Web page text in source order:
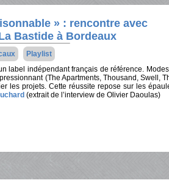
» : rencontre avec
Bastide à Bordeaux
Playlist
label indépendant français de référence.
(The Apartments, Thousand, Swell,
les projets. Cette réussite repose sur les
(extrait de l’interview de Olivier Daoulas)